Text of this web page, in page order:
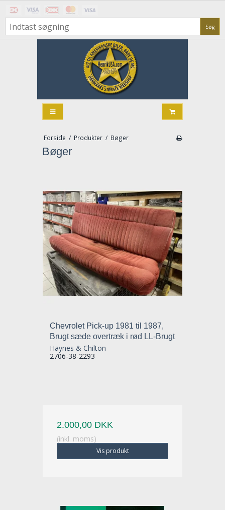
Søg
Forside / Produkter / Bøger
Bøger
Chevrolet Pick-up 1981 til 1987,
Brugt sæde overtræk i rød LL-Brugt
Haynes & Chilton
2706-38-2293
2.000,00 DKK
(inkl. moms)
Vis produkt